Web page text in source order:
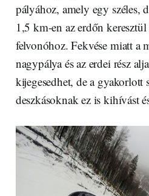
pályához, amely egy széles,
1,5 km-en az erdőn
felvonóhoz. Fekvése miatt a
nagypálya és az erdei rész
kijegesedhet, de a gyakorlott
deszkásoknak ez is kihívást